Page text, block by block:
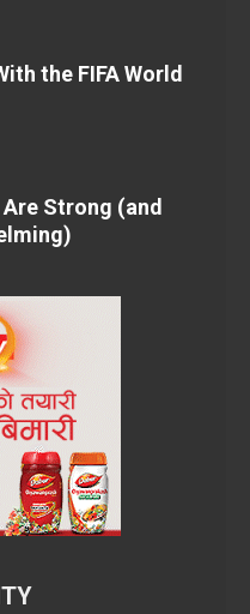
the FIFA World
Strong (and